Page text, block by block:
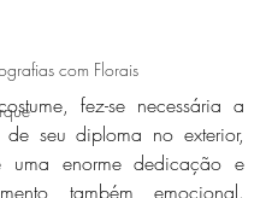
com Florais
fez-se necessária a
de seu diploma no exterior,
uma enorme dedicação e
também emocional.